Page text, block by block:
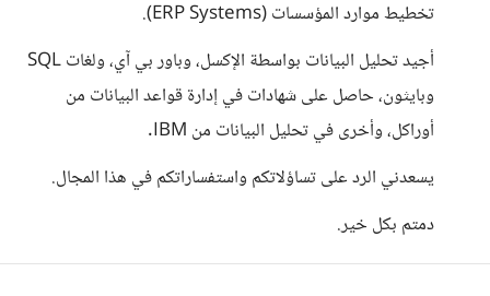
تخطيط موارد المؤسسات (ERP Systems).
أجيد تحليل البيانات بواسطة الإكسل، وباور بي آي، ولغات SQL
وبايثون، حاصل على شهادات في إدارة قواعد البيانات من
أوراكل، وأخرى في تحليل البيانات من IBM.
يسعدني الرد على تساؤلاتكم واستفساراتكم في هذا المجال.
دمتم بكل خير.